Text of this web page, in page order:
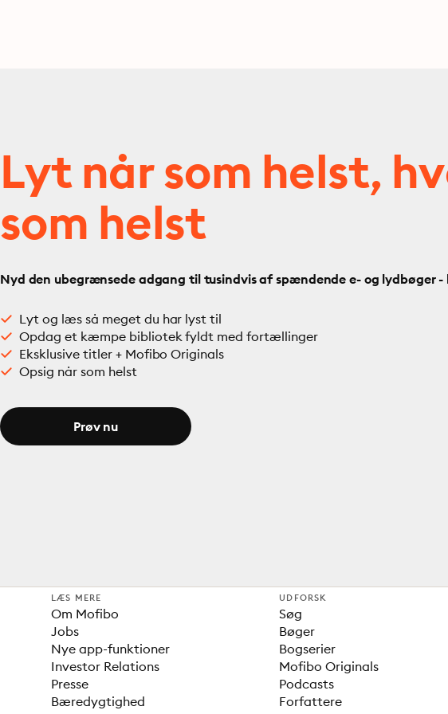
Lyt når som helst,
som helst
Nyd den ubegrænsede adgang til tusindvis af spændende e- og lydbøger
Lyt og læs så meget du har lyst til
Opdag et kæmpe bibliotek fyldt med fortællinger
Eksklusive titler + Mofibo Originals
Opsig når som helst
Prøv nu
LÆS MERE
Om Mofibo
Jobs
Nye app-funktioner
Investor Relations
Presse
Bæredygtighed
UDFORSK
Søg
Bøger
Bogserier
Mofibo Originals
Podcasts
Forfattere